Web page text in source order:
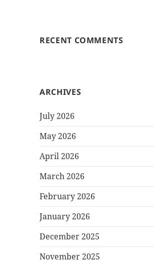
RECENT COMMENTS
ARCHIVES
July 2026
May 2026
April 2026
March 2026
February 2026
January 2026
December 2025
November 2025